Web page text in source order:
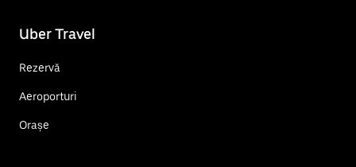
Uber Travel
Rezervă
Aeroporturi
Orașe